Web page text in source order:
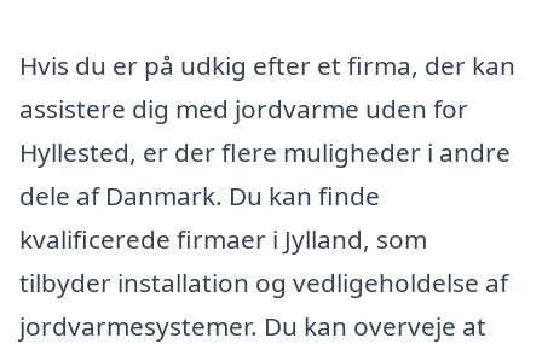
Hvis du er på udkig efter et firma, der kan
assistere dig med jordvarme uden for
Hyllested, er der flere muligheder i andre
dele af Danmark. Du kan finde
kvalificerede firmaer i Jylland, som
tilbyder installation og vedligeholdelse af
jordvarmesystemer. Du kan overveje at